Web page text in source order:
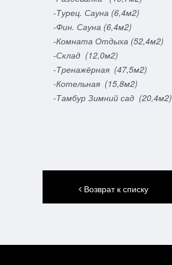
-Турец. Сауна (6,4м2)
-Фин. Сауна (6,4м2)
-Комната Отдыха (52,4м2)
-Склад (12,0м2)
-Тренажёрная (47,5м2)
-Котельная (15,8м2)
-Тамбур Зимний сад (20,4м2)
Возврат к списку